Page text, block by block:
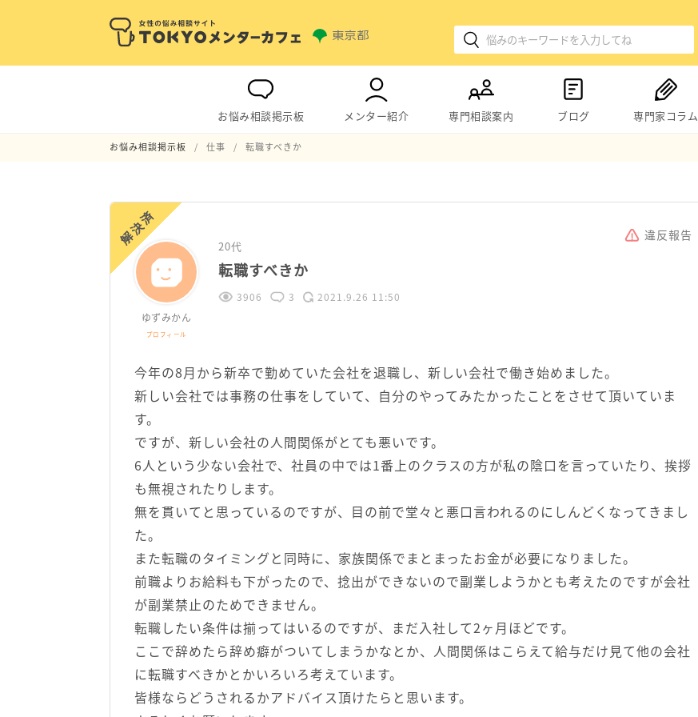
お悩み相談掲示板 メンター紹介 専門相談案内 ブログ 専門家コラム
お悩み相談掲示板 仕事 転職すべきか
解決済 違反報告
ゆずみかん
プロフィール
20代
転職すべきか
3906 3 2021.9.26 11:50
今年の8月から新卒で勤めていた会社を退職し、新しい会社で働き始めました。
新しい会社では事務の仕事をしていて、自分のやってみたかったことをさせて頂いていま
す。
ですが、新しい会社の人間関係がとても悪いです。
6人という少ない会社で、社員の中では1番上のクラスの方が私の陰口を言っていたり、挨拶
も無視されたりします。
無を貫いてと思っているのですが、目の前で堂々と悪口言われるのにしんどくなってきまし
た。
また転職のタイミングと同時に、家族関係でまとまったお金が必要になりました。
前職よりお給料も下がったので、捻出ができないので副業しようかとも考えたのですが会社
が副業禁止のためできません。
転職したい条件は揃ってはいるのですが、まだ入社して2ヶ月ほどです。
ここで辞めたら辞め癖がついてしまうかなとか、人間関係はこらえて給与だけ見て他の会社
に転職すべきかとかいろいろ考えています。
皆様ならどうされるかアドバイス頂けたらと思います。